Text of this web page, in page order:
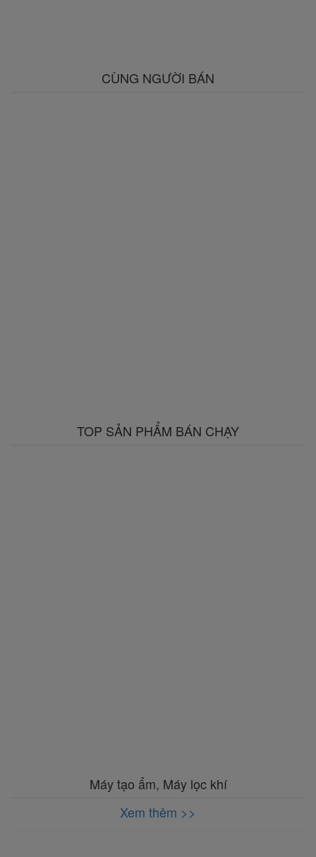
CÙNG NGƯỜI BÁN
TOP SẢN PHẨM BÁN CHẠY
Máy tạo ẩm, Máy lọc khí
Xem thêm >>